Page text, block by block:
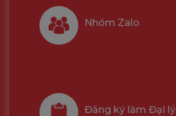
Nhóm Zalo
Đăng ký làm Đại lý